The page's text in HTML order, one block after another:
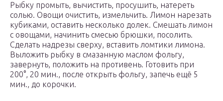
Рыбку промыть, вычистить, просушить, натереть
солью. Овощи очистить, измельчить. Лимон нарезать
кубиками, оставить несколько долек. Смешать лимон
с овощами, начинить смесью брюшки, посолить.
Сделать надрезы сверху, вставить ломтики лимона.
Выложить рыбку в смазанную маслом фольгу,
завернуть, положить на противень. Готовить при
200°, 20 мин., после открыть фольгу, запечь ещё 5
мин., до корочки.